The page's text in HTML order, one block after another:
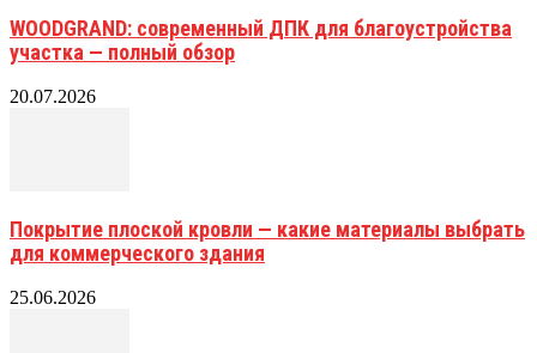
WOODGRAND: современный ДПК для благоустройства
участка — полный обзор
20.07.2026
Покрытие плоской кровли — какие материалы выбрать
для коммерческого здания
25.06.2026